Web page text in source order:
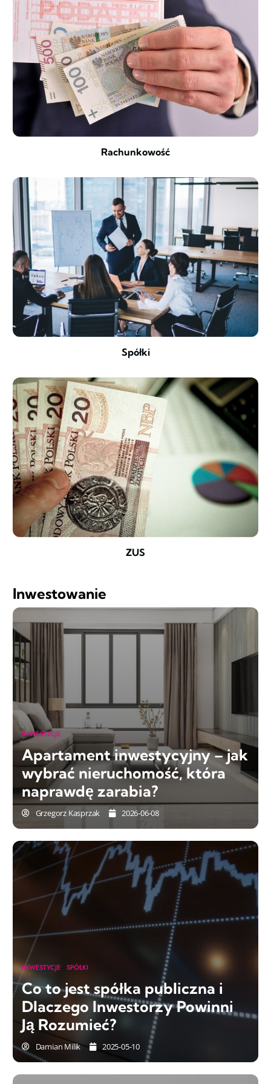
Rachunkowość
Spółki
ZUS
Inwestowanie
INWESTYCJE
Apartament inwestycyjny – jak
wybrać nieruchomość, która
naprawdę zarabia?
Grzegorz Kasprzak 2026-06-08
INWESTYCJE SPÓŁKI
Co to jest spółka publiczna i
Dlaczego Inwestorzy Powinni
Ją Rozumieć?
Damian Milik 2025-05-10